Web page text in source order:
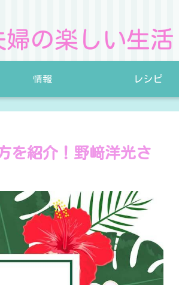
婦の楽しい生活
情報 レシピ
を紹介！野﨑洋光さ